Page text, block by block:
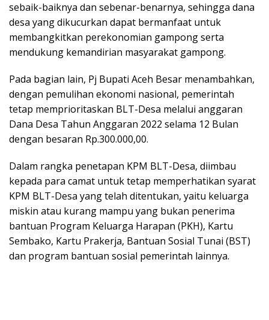
sebaik-baiknya dan sebenar-benarnya, sehingga dana
desa yang dikucurkan dapat bermanfaat untuk
membangkitkan perekonomian gampong serta
mendukung kemandirian masyarakat gampong.
Pada bagian lain, Pj Bupati Aceh Besar menambahkan,
dengan pemulihan ekonomi nasional, pemerintah
tetap memprioritaskan BLT-Desa melalui anggaran
Dana Desa Tahun Anggaran 2022 selama 12 Bulan
dengan besaran Rp.300.000,00.
Dalam rangka penetapan KPM BLT-Desa, diimbau
kepada para camat untuk tetap memperhatikan syarat
KPM BLT-Desa yang telah ditentukan, yaitu keluarga
miskin atau kurang mampu yang bukan penerima
bantuan Program Keluarga Harapan (PKH), Kartu
Sembako, Kartu Prakerja, Bantuan Sosial Tunai (BST)
dan program bantuan sosial pemerintah lainnya.